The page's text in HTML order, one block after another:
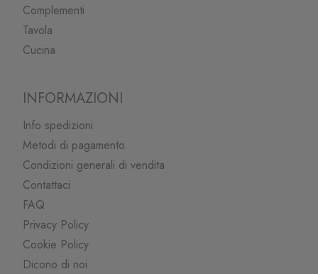
Complementi
Tavola
Cucina
INFORMAZIONI
Info spedizioni
Metodi di pagamento
Condizioni generali di vendita
Contattaci
FAQ
Privacy Policy
Cookie Policy
Dicono di noi